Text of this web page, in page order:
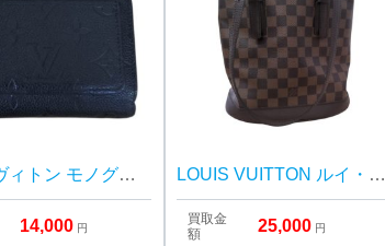
【ルイヴィトン モノグラム・アンプラント ポルトフォイユ・クレア】
14,000 円
LOUIS VUITTON ルイ・ヴィトン ダミエ マレ N42240
買取金
額
25,000 円